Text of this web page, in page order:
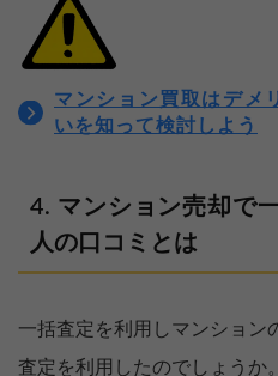
マンション買取はデメ
いを知って検討しよう
マンション売却で
人の口コミとは
一括査定を利用しマンション
査定を利用したのでしょうか